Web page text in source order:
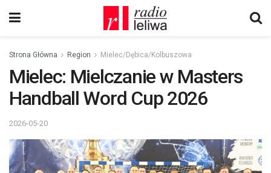
Strona Główna Region Mielec/Dębica/Kolbuszowa
Mielec: Mielczanie w Masters
Handball Word Cup 2026
2026-05-20